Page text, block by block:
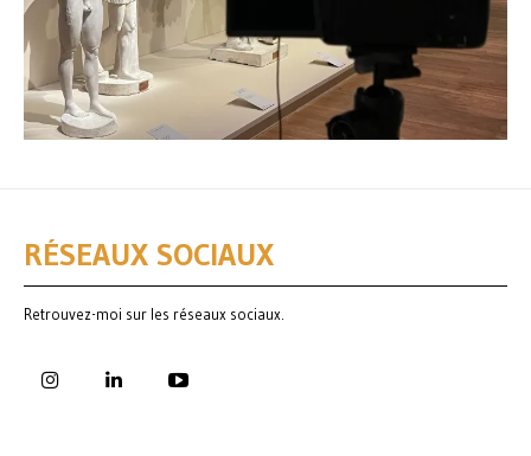
RÉSEAUX SOCIAUX
Retrouvez-moi sur les réseaux sociaux.